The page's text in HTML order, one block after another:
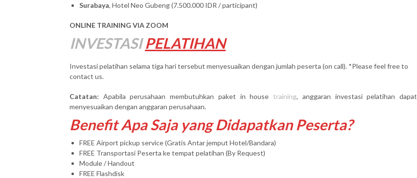
Surabaya, Hotel Neo Gubeng (7.500.000 IDR / participant)
ONLINE TRAINING VIA ZOOM
INVESTASI PELATIHAN
Investasi pelatihan selama tiga hari tersebut menyesuaikan dengan jumlah peserta (on call). *Please feel free to
contact us.
Catatan: Apabila perusahaan membutuhkan paket in house training, anggaran investasi pelatihan dapat
menyesuaikan dengan anggaran perusahaan.
Benefit Apa Saja yang Didapatkan Peserta?
FREE Airport pickup service (Gratis Antar jemput Hotel/Bandara)
FREE Transportasi Peserta ke tempat pelatihan (By Request)
Module / Handout
FREE Flashdisk